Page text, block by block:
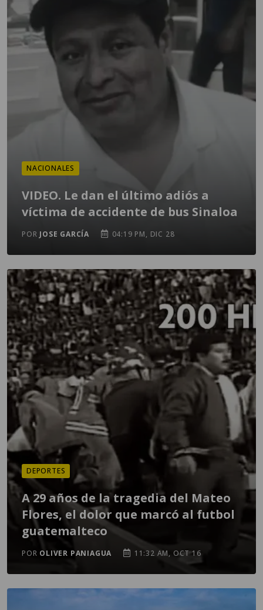
NACIONALES
VIDEO. Le dan el último adiós a
víctima de accidente de bus Sinaloa
POR JOSE GARCÍA 04:19 PM, DIC 28
DEPORTES
A 29 años de la tragedia del Mateo
Flores, el dolor que marcó al futbol
guatemalteco
POR OLIVER PANIAGUA 11:32 AM, OCT 16